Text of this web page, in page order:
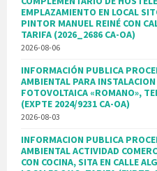
EMPLAZAMIENTO EN LOCAL
PINTOR MANUEL REINÉ CON
TARIFA (2026_2686 CA-OA)
2026-08-06
INFORMACIÓN PUBLICA
AMBIENTAL PARA
FOTOVOLTAICA «ROMANO»,
(EXPTE 2024/9231 CA-OA)
2026-08-03
INFORMACION PUBLICA
AMBIENTAL ACTIVIDAD
CON COCINA, SITA EN CALLE